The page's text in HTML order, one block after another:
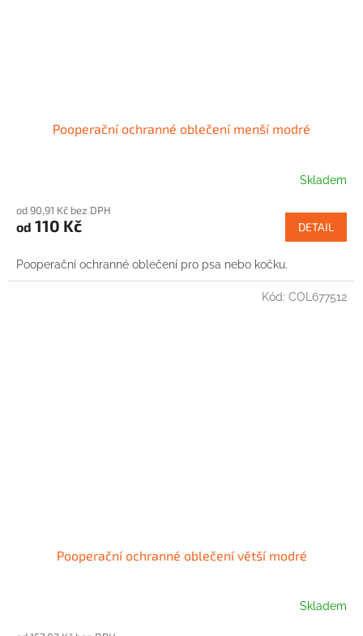
Pooperační ochranné oblečení menší modré
Skladem
od 90,91 Kč bez DPH
od 110 Kč DETAIL
Pooperační ochranné oblečení pro psa nebo kočku.
Pooperační ochranné oblečení větší modré
Skladem
Kód: COL677512